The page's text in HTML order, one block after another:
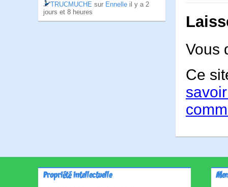
TRUCMUCHE sur Ennelle il y a 2
jours et 8 heures
Vous
Ce
Propriété intellectuelle